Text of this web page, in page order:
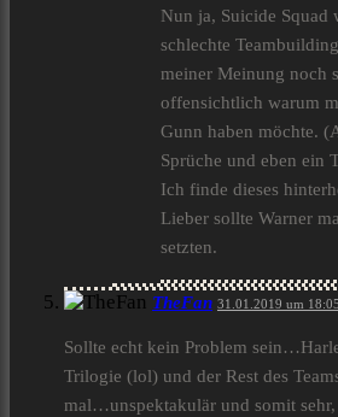
Nun ja, Suicide Squad
schlechte
meiner Meinung noch
offensichtlich warum
Gunn haben möchte.
Sprüche und eben ein
Ich finde dieses
Lieber sollte Warner
setzten.
TheFan 31.01.2019 um 18:05
Sollte echt kein Problem
Trilogie (lol) und der Rest des
mal…unspektakulär und somit sehr,